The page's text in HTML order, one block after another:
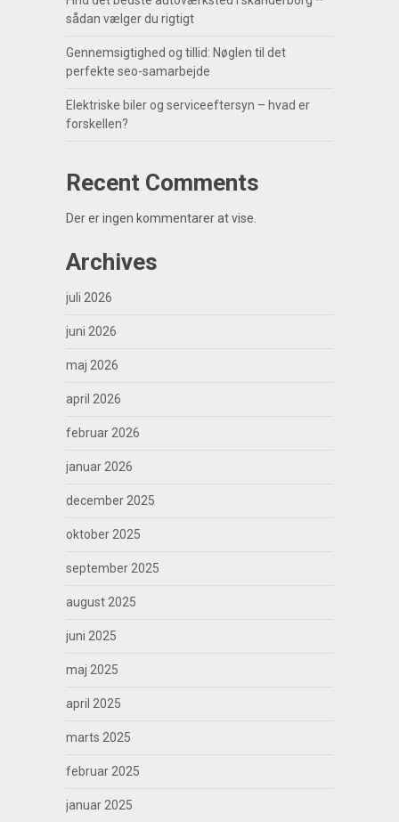
sådan vælger du rigtigt
Gennemsigtighed og tillid: Nøglen til det
perfekte seo-samarbejde
Elektriske biler og serviceeftersyn – hvad er
forskellen?
Recent Comments
Der er ingen kommentarer at vise.
Archives
juli 2026
juni 2026
maj 2026
april 2026
februar 2026
januar 2026
december 2025
oktober 2025
september 2025
august 2025
juni 2025
maj 2025
april 2025
marts 2025
februar 2025
januar 2025